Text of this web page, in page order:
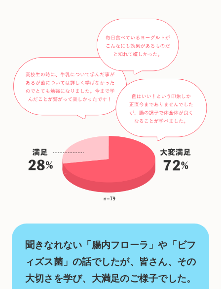
聞きなれない「腸内フローラ」や「ビフ
ィズス菌」の話でしたが、皆さん、その
大切さを学び、 大満足のご様子でした。